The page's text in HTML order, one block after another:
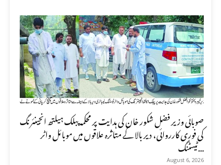
صوبائی وزیر فضل شکور خان کی ہدایت پر محکمہ پبلک ہیلتھ انجینئرنگ
کی فوری کارروائی، دیر بالا کے متاثرہ علاقوں میں موبائل واٹر
ٹیسٹنگ...
August 6, 2026